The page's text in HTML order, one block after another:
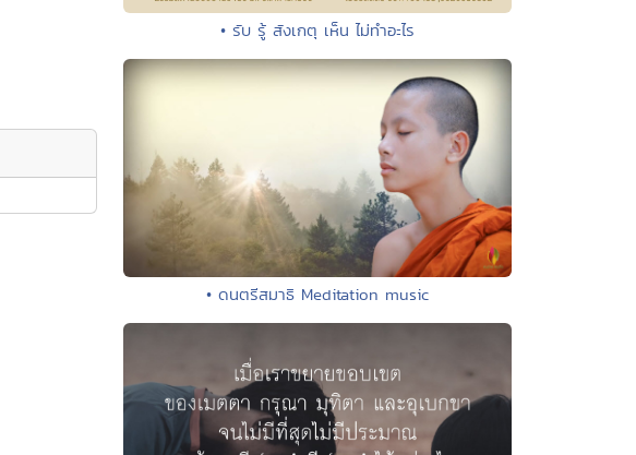
• รับ รู้ สังเกตุ เห็น ไม่ทำอะไร
• ดนตรีสมาธิ Meditation music